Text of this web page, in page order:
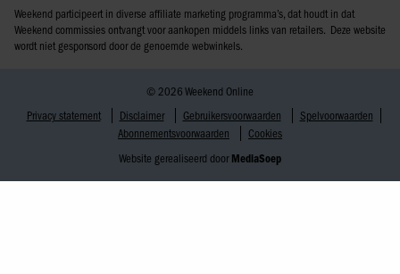
Weekend participeert in diverse affiliate marketing programma’s, dat houdt in dat
Weekend commissies ontvangt voor aankopen middels links van retailers. Deze website
wordt niet gesponsord door de genoemde webwinkels.
© 2026 Weekend Online
Privacy statement
Disclaimer Gebruikersvoorwaarden
Spelvoorwaarden
Abonnementsvoorwaarden
Cookies
Website gerealiseerd door MediaSoep